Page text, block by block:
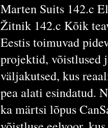
Marten Suits 142.c
Žitnik 142.c Kõik
Eestis toimuvad
projektid, võistlused
väljakutsed, kus
pea alati esindatud.
ka märtsi lõpus